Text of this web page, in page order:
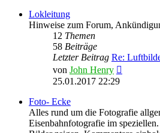
Lokleitung
Hinweise zum Forum,
12 Themen
58 Beiträge
Letzter Beitrag Re:
von John Henry
25.01.2017 22:29
Foto- Ecke
Alles rund um die Fotografie
Eisenbahnfotografie im speziellen.